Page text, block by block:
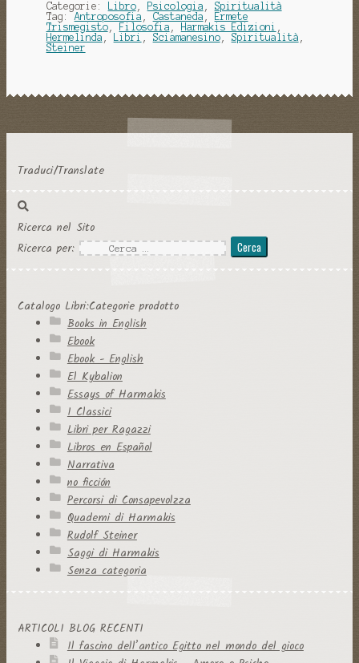
Categorie: Libro, Psicologia
Spiritualità
Tag: Antroposofia Castaneda
Ermete
Trismegisto, Filosofia Harmakis Edizioni
Hermelinda
Libri Sciamanesino, Spiritualità
Steiner
Traduci/Translate
Ricerca nel Sito
Ricerca per:
Catalogo Libri:Categorie prodotto
Books in English
Ebook
Ebook - English
El Kybalion
Essays of Harmakis
I Classici
Libri per Ragazzi
Libros en Español
Narrativa
no ficción
Percorsi di Consapevolzza
Quaderni di Harmakis
Rudolf Steiner
Saggi di Harmakis
Senza categoria
ARTICOLI BLOG RECENTI
Il fascino dell’antico Egitto nel mondo del gioco